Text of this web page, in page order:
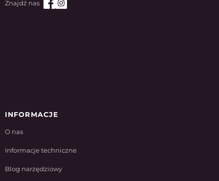
INFORMACJE
O nas
Informacje techniczne
Blog narzędziowy